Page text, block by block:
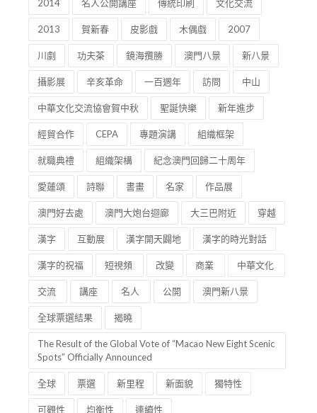
2014 名人公開講座 傳統印刷 文化交流
2013 賀新春 皮影戲 木偶戲 2007
川劇 功夫茶 鏡海攬勝 澳門八景 新八景
攝影展 辛亥革命 一百週年 訪問 中山
中華文化交流協會賀中秋 聖誕快樂 新年進步
經貿合作 CEPA 專題演講 組織框架
就職典禮 組織架構 紀念澳門回歸二十周年
愛蓮頌 詩聯 書畫 名家 作品展
澳門好去處 澳門大炮台迴廊 大三巴附近 穿越
漢字 互動展 漢字開天闢地 漢字的時光對話
漢字的祝福 短視頻 改變 商業 中華文化
交流 講座 名人 公開 澳門新八景
全球票選結果 揭曉
The Result of the Global Vote of “Macao New Eight Scenic
Spots” Officially Announced
全球 票選 新里程 新面貌 獨特性
可觀性 均衡性 連續性